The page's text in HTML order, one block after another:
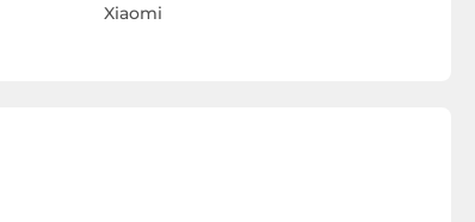
Xiaomi